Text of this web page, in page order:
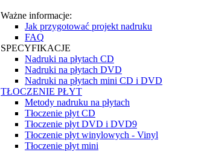
Ważne informacje:
Jak przygotować projekt nadruku
FAQ
SPECYFIKACJE
Nadruki na płytach CD
Nadruki na płytach DVD
Nadruki na płytach mini CD i DVD
TŁOCZENIE PŁYT
Metody nadruku na płytach
Tłoczenie płyt CD
Tłoczenie płyt DVD i DVD9
Tłoczenie płyt winylowych - Vinyl
Tłoczenie płyt mini